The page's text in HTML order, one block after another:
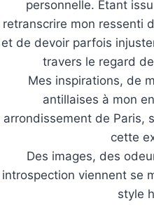
personnelle. Étant
retranscrire mon ressenti
et de devoir parfois
travers le regard
Mes inspirations, de
antillaises à mon
arrondissement de Paris,
cette
Des images, des
introspection viennent se
style